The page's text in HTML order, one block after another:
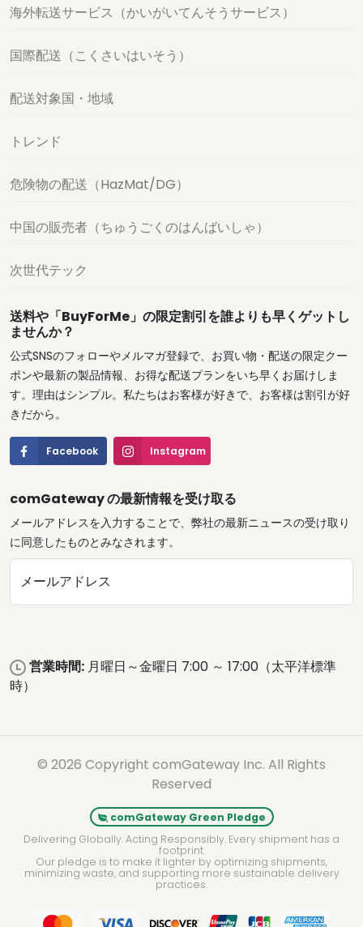
海外転送サービス（かいがいてんそうサービス）
国際配送（こくさいはいそう）
配送対象国・地域
トレンド
危険物の配送（HazMat/DG）
中国の販売者（ちゅうごくのはんばいしゃ）
次世代テック
送料や「BuyForMe」の限定割引を誰よりも早くゲットし
ませんか？
公式SNSのフォローやメルマガ登録で、お買い物・配送の限定クー
ポンや最新の製品情報、お得な配送プランをいち早くお届けしま
す。理由はシンプル。私たちはお客様が好きで、お客様は割引が好
きだから。
Facebook Instagram
comGateway の最新情報を受け取る
メールアドレスを入力することで、弊社の最新ニュースの受け取り
に同意したものとみなされます。
メールアドレス
営業時間: 月曜日～金曜日 7:00 ～ 17:00（太平洋標準
時）
© 2026 Copyright comGateway Inc. All Rights
Reserved
comGateway Green Pledge
Delivering Globally. Acting Responsibly. Every shipment has a
footprint.
Our pledge is to make it lighter by optimizing shipments,
minimizing waste, and supporting more sustainable delivery
practices.